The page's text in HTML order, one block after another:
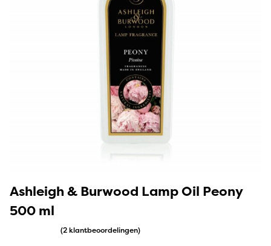
Ashleigh & Burwood Lamp Oil Peony
500 ml
(2 klantbeoordelingen)